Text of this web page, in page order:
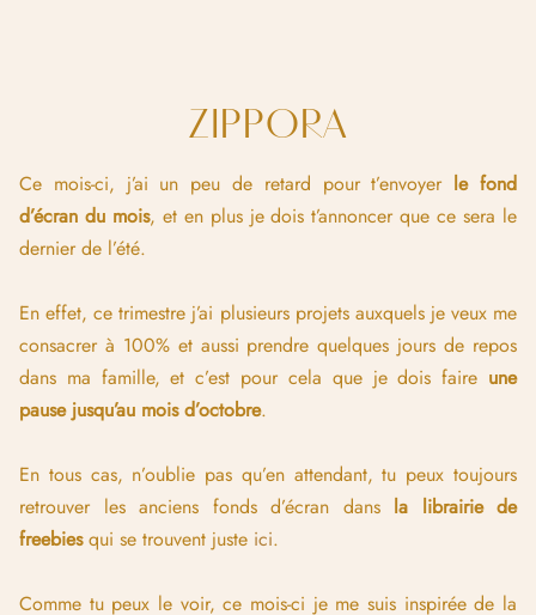
ZIPPORA
Ce mois-ci, j’ai un peu de retard pour t’envoyer le fond
d’écran du mois, et en plus je dois t’annoncer que ce sera le
dernier de l’été.
En effet, ce trimestre j’ai plusieurs projets auxquels je veux me
consacrer à 100% et aussi prendre quelques jours de repos
dans ma famille, et c’est pour cela que je dois faire une
pause jusqu’au mois d’octobre.
En tous cas, n’oublie pas qu’en attendant, tu peux toujours
retrouver les anciens fonds d’écran dans la librairie de
freebiesqui se trouvent juste ici.
Comme tu peux le voir, ce mois-ci je me suis inspirée de la